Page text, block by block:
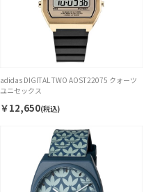
adidas DIGITAL TWO AOST22075 クォーツ
ユニセックス
￥12,650(税込)